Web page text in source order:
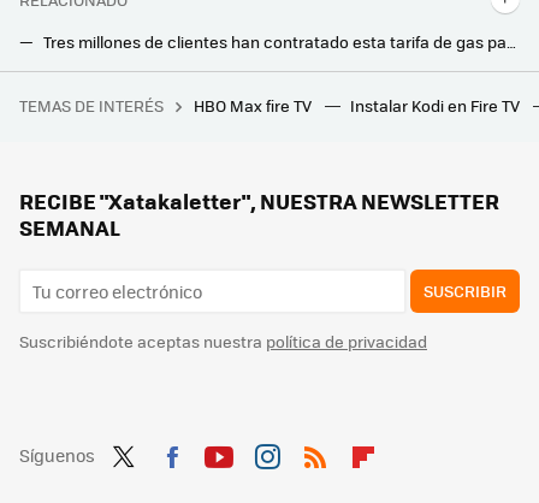
Tres millones de clientes han contratado esta tarifa de gas para ahorrar: por qué es la más barata y qué pasará en 2024
Se acabó el exagerar, ocultar información o mentir en la publicidad de los productos: la UE pone más límites a estas prácticas engañosas
PlayStation 2 vuelve a hacer historia 24 años después de su lanzamiento. Es la primera consola que se añade al registro de Patrimonio Tecnológico Futuro de Japón
TEMAS DE INTERÉS HBO Max fire TV Instalar Kodi en Fire TV
RECIBE "Xatakaletter", NUESTRA NEWSLETTER
SEMANAL
SUSCRIBIR
Suscribiéndote aceptas nuestra política de privacidad
Síguenos